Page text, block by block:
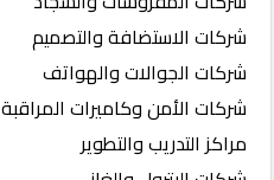
شركات الاستضافة والتصميم
شركات الجوالات والهواتف
شركات الأمن وكاميرات المراقبة
مراكز التدريب والتطوير